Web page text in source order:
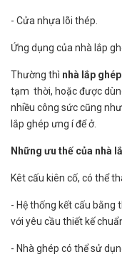
- Cửa nhựa lõi thép.
Ứng dụng của nhà lắp
Thường thì nhà lắp ghép
tạm thời, hoặc được
nhiều công sức cũng
lắp ghép ưng í để ở.
Những ưu thế của nhà
Kêt cấu kiên cố, có thể
- Hệ thống kết cấu bằng
với yêu cầu thiết kế
- Nhà ghép có thể sử